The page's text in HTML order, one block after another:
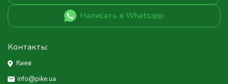
Написать в Whatsapp
Контакты:
Киев
info@pike.ua